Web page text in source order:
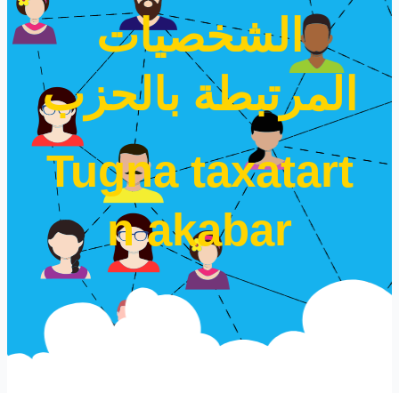
الشخصيات
المرتبطة بالحزب
Tugna taxatart
n akabar